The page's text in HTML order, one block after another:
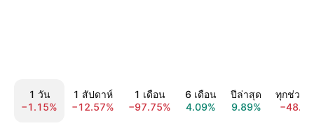
1 วัน
−1.15%
1 สัปดาห์
−12.57%
1 เดือน
−97.75%
6 เดือน
4.09%
ปีล่าสุด
9.89%
ทุกช่วงเ